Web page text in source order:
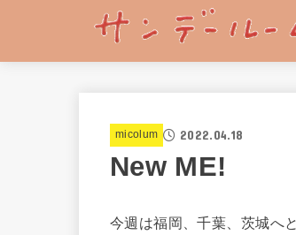
micolum 2022.04.18
New ME!
今週は福岡、千葉、茨城へ